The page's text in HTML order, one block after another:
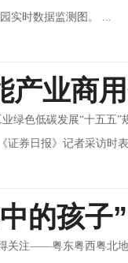
实时数据监测图。 ...
产业商
绿色低碳发展“十五五
证券日报》记者采访时
的孩子
关注——粤东粤西粤北